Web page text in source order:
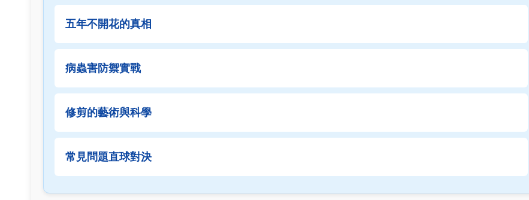
五年不開花的真相
病蟲害防禦實戰
修剪的藝術與科學
常見問題直球對決